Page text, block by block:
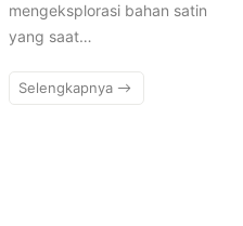
mengeksplorasi bahan satin
yang saat…
Selengkapnya